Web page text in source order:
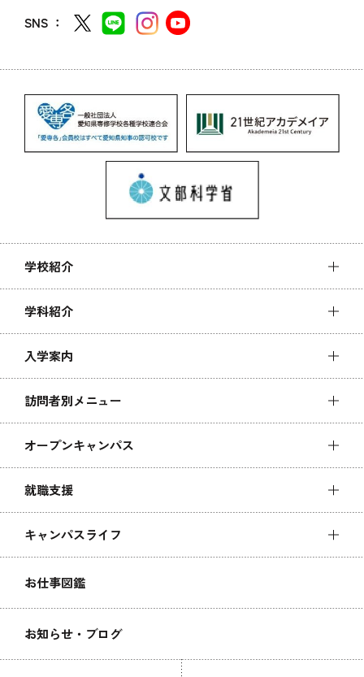
SNS ：
学校紹介
学科紹介
入学案内
訪問者別メニュー
オープンキャンパス
就職支援
キャンパスライフ
お仕事図鑑
お知らせ・ブログ